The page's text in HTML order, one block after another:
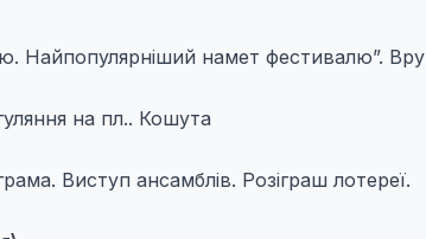
Найпопулярніший намет фестивалю”.
на пл.. Кошута
Виступ ансамблів. Розіграш лотереї.